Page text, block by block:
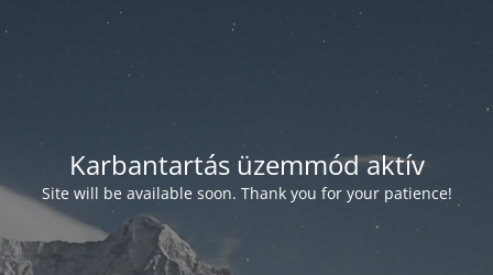
Karbantartás üzemmód aktív
Site will be available soon. Thank you for your patience!